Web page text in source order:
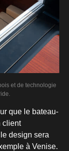
et de technologie
que le bateau-
client
design sera
à Venise.